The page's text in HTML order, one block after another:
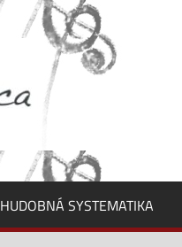
HUDOBNÁ SYSTEMATIKA